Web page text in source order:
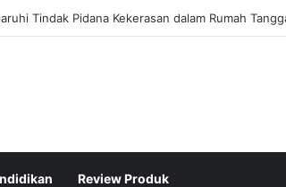
Penanganan Kejahatan Siber di Indonesia
Review Produk